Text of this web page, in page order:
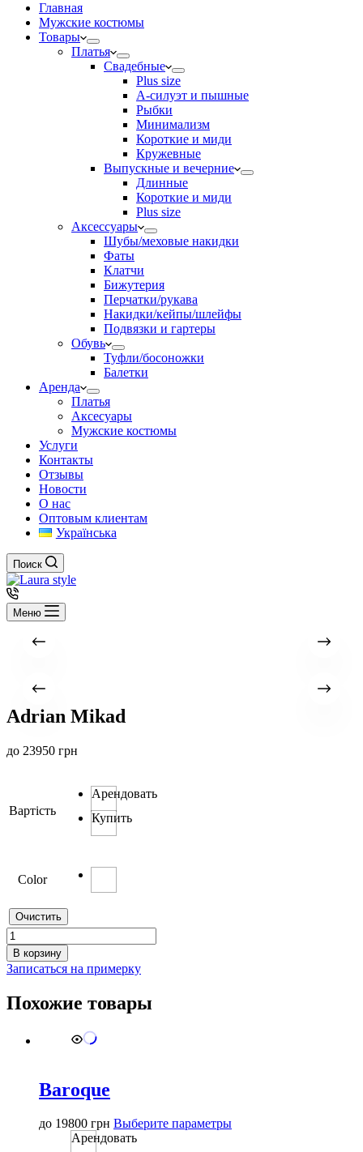
Главная
Мужские костюмы
Товары
Платья
Свадебные
Plus size
А-силуэт и пышные
Рыбки
Минимализм
Короткие и миди
Кружевные
Выпускные и вечерние
Длинные
Короткие и миди
Plus size
Аксессуары
Шубы/меховые накидки
Фаты
Клатчи
Бижутерия
Перчатки/рукава
Накидки/кейпы/шлейфы
Подвязки и гартеры
Обувь
Туфли/босоножки
Балетки
Аренда
Платья
Аксесуары
Мужские костюмы
Услуги
Контакты
Отзывы
Новости
О нас
Оптовым клиентам
Українська
Поиск
Меню
Adrian Mikad
до 23950 грн
Вартість
Арендовать
Купить
Color
Очистить
Количество
товара
Adrian
Mikad
В корзину
Записаться на примерку
Похожие товары
Baroque
до 19800 грн Выберите параметрыЭтот
Арендовать